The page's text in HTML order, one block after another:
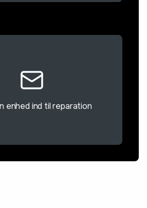
enhed ind til reparation